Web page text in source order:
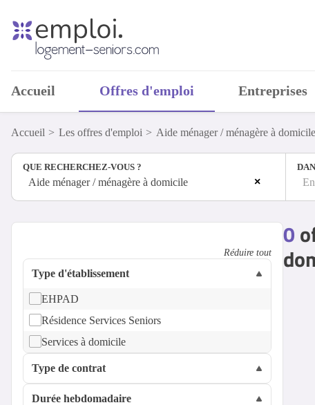
Accueil Offres d'emploi Entreprises
Accueil Les offres d'emploi Aide ménager / ménagère à domicile
QUE RECHERCHEZ-VOUS ?
×
Aide ménager / ménagère à domicile
0
Réduire tout
Type d'établissement
EHPAD
Résidence Services Seniors
Services à domicile
Type de contrat
Durée hebdomadaire